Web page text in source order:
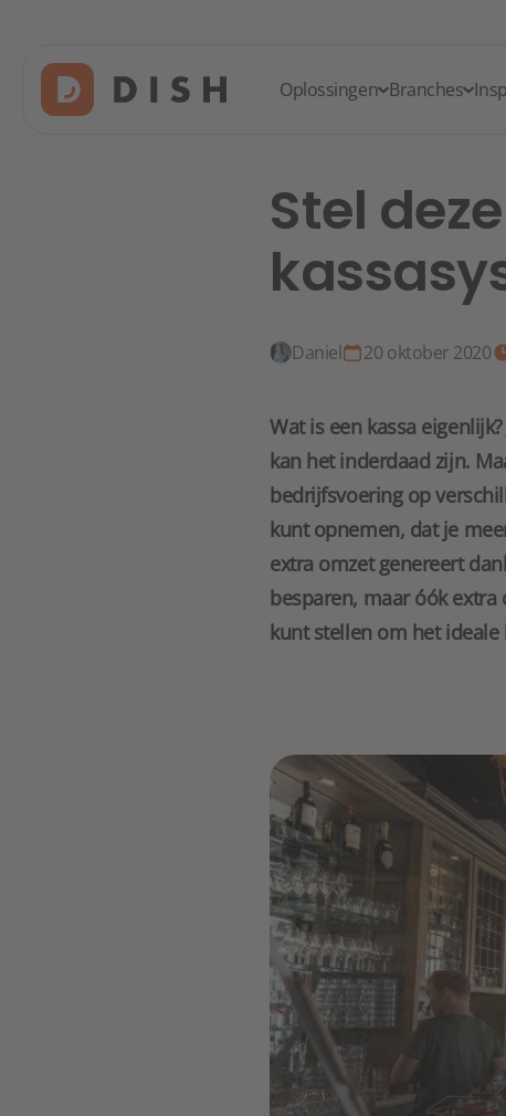
Oplossingen Branches
Stel
Daniel 20 oktober 2020
Wat is een kassa
kan het inderdaad zijn.
bedrijfsvoering op
kunt opnemen, dat je
extra omzet genereert
besparen, maar óók
kunt stellen om het ideale